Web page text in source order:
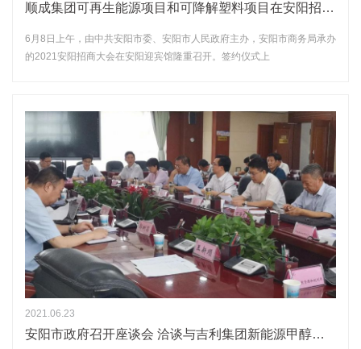
顺成集团可再生能源项目和可降解塑料项目在安阳招商大会上成功签约
6月8日上午，由中共安阳市委、安阳市人民政府主办，安阳市商务局承办
的2021安阳招商大会在安阳迎宾馆隆重召开。签约仪式上
2021.06.23
安阳市政府召开座谈会 洽谈与吉利集团新能源甲醇车、换电站建设规划